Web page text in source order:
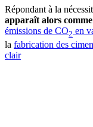
Répondant à la
apparaît alors
émissions de CO2 en
la fabrication des
clair